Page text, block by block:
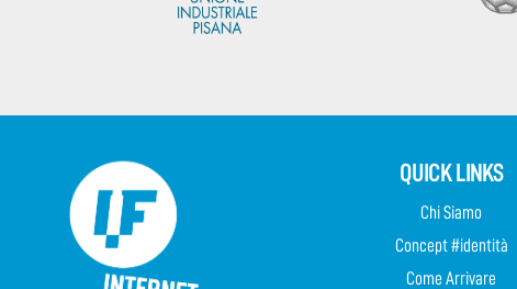
QUICK LINKS
Chi Siamo
Concept #identità
Come Arrivare